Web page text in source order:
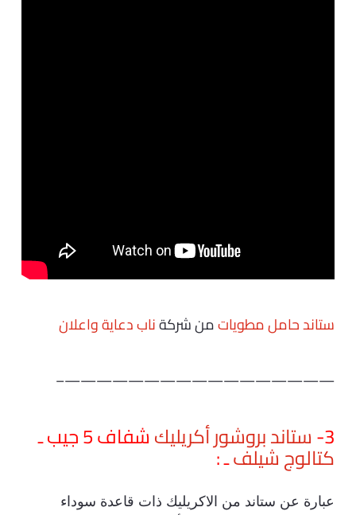
ستاند حامل مطوياتمن شركةنابدعاية واعلان
—————————————————–
3- ستاند بروشور أكريليكشفاف 5 جيب ـ
كتالوج شيلفـ :
عبارة عن ستاند من الاكريليك ذات قاعدة سوداء